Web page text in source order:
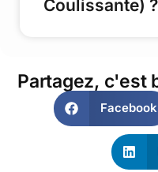
Coulissante) ?
Partagez, c'est
Facebook